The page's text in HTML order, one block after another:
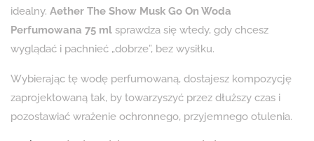
idealny. Aether The Show Musk Go On Woda
Perfumowana 75 ml sprawdza się wtedy, gdy chcesz
wyglądać i pachnieć „dobrze”, bez wysiłku.
Wybierając tę wodę perfumowaną, dostajesz kompozycję
zaprojektowaną tak, by towarzyszyć przez dłuższy czas i
pozostawiać wrażenie ochronnego, przyjemnego otulenia.